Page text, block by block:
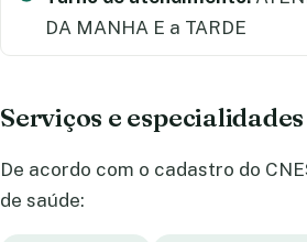
DA MANHA E a TARDE
Serviços e
De acordo com o cadastro do
de saúde: